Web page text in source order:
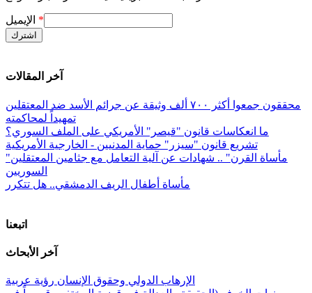
*
آخر المقالات
محققون جمعوا أكثر ٧٠٠ ألف وثيقة عن جرائم الأسد ضد المعتقلين
تمهيداً لمحاكمته
ما انعكاسات قانون "قيصر" الأمريكي على الملف السوري؟
تشريع قانون "سيزر" حماية المدنيين - الخارجية الأمريكية
"مأساة القرن" .. شهادات عن آلية التعامل مع جثامين المعتقلين
السوريين
مأساة أطفال الريف الدمشقي.. هل تتكرر
اتبعنا
آخر الأبحاث
الإرهاب الدولي وحقوق الإنسان رؤية عربية